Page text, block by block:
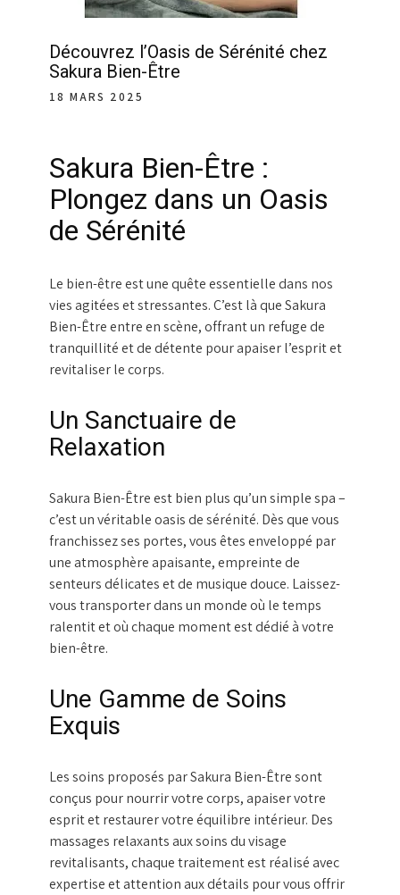
Découvrez l’Oasis de Sérénité chez
Sakura Bien-Être
18 MARS 2025
Sakura Bien-Être :
Plongez dans un Oasis
de Sérénité
Le bien-être est une quête essentielle dans nos
vies agitées et stressantes. C’est là que Sakura
Bien-Être entre en scène, offrant un refuge de
tranquillité et de détente pour apaiser l’esprit et
revitaliser le corps.
Un Sanctuaire de
Relaxation
Sakura Bien-Être est bien plus qu’un simple spa –
c’est un véritable oasis de sérénité. Dès que vous
franchissez ses portes, vous êtes enveloppé par
une atmosphère apaisante, empreinte de
senteurs délicates et de musique douce. Laissez-
vous transporter dans un monde où le temps
ralentit et où chaque moment est dédié à votre
bien-être.
Une Gamme de Soins
Exquis
Les soins proposés par Sakura Bien-Être sont
conçus pour nourrir votre corps, apaiser votre
esprit et restaurer votre équilibre intérieur. Des
massages relaxants aux soins du visage
revitalisants, chaque traitement est réalisé avec
expertise et attention aux détails pour vous offrir